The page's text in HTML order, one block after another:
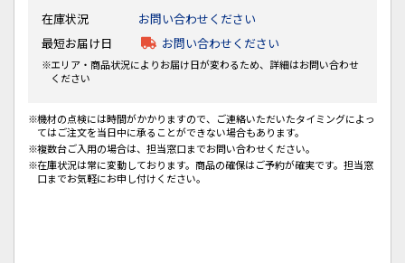
在庫状況
お問い合わせください
最短お届け日
お問い合わせください
エリア・商品状況によりお届け日が変わるため、詳細はお問い合わせ
ください
機材の点検には時間がかかりますので、ご連絡いただいたタイミングによっ
てはご注文を当日中に承ることができない場合もあります。
複数台ご入用の場合は、担当窓口までお問い合わせください。
在庫状況は常に変動しております。商品の確保はご予約が確実です。担当窓
口までお気軽にお申し付けください。